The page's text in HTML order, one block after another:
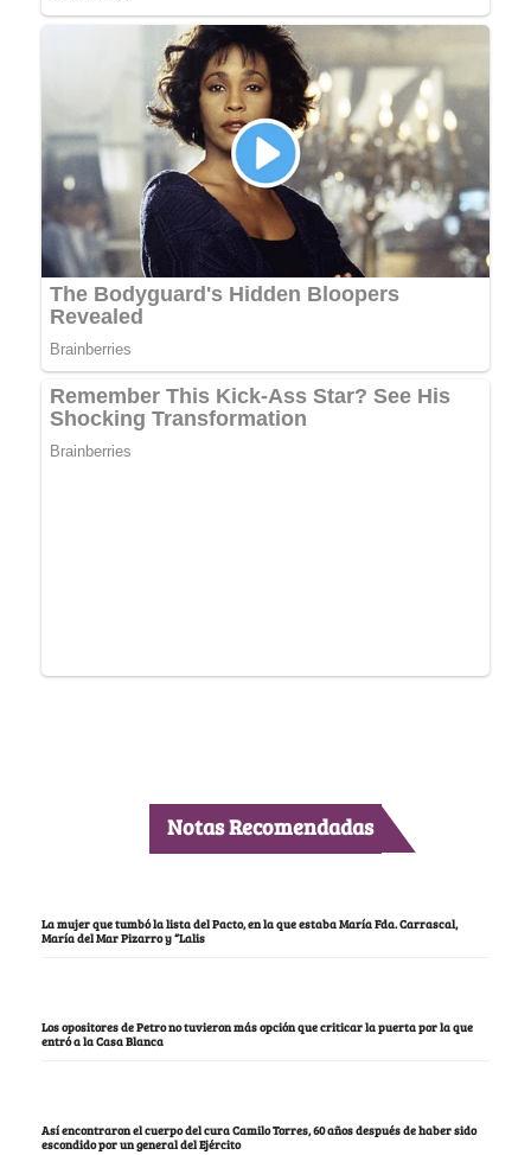
Notas Recomendadas
La mujer que tumbó la lista del Pacto, en la que estaba María Fda. Carrascal,
María del Mar Pizarro y “Lalis
Los opositores de Petro no tuvieron más opción que criticar la puerta por la que
entró a la Casa Blanca
Así encontraron el cuerpo del cura Camilo Torres, 60 años después de haber sido
escondido por un general del Ejército